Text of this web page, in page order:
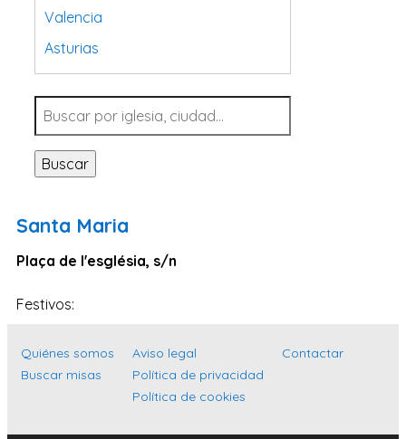
Valencia
Asturias
Tarragona
Navarra
Valladolid
Sevilla
Santa Cruz de Tenerife
Cantabria
Málaga
Buscar
Santa Maria
Plaça de l'església, s/n
Festivos:
Quiénes somos
Buscar misas
Aviso legal
Política de privacidad
Política de cookies
Contactar